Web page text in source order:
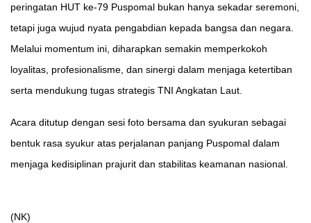
peringatan HUT ke-79 Puspomal bukan hanya sekadar seremoni,
tetapi juga wujud nyata pengabdian kepada bangsa dan negara.
Melalui momentum ini, diharapkan semakin memperkokoh
loyalitas, profesionalisme, dan sinergi dalam menjaga ketertiban
serta mendukung tugas strategis TNI Angkatan Laut.
Acara ditutup dengan sesi foto bersama dan syukuran sebagai
bentuk rasa syukur atas perjalanan panjang Puspomal dalam
menjaga kedisiplinan prajurit dan stabilitas keamanan nasional.
(NK)